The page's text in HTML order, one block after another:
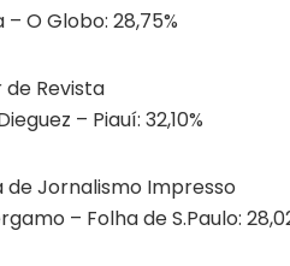
– O Globo: 28,75%
de Revista
– Piauí: 32,10%
de Jornalismo Impresso
– Folha de S.Paulo: